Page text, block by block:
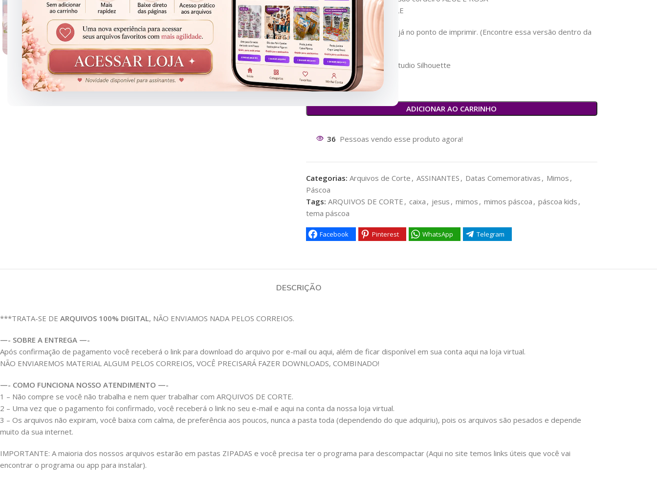
Clique para ampliar
DXF, SVG, PDF e PRINTABLE
Versão para tesourte. PDF já no ponto de imprimir. (Encontre essa versão dentro da
pasta PRINTABLE)
Arquivo DXF para abrir no Studio Silhouette
ADICIONAR AO CARRINHO
36 Pessoas vendo esse produto agora!
Categorias: Arquivos de Corte , ASSINANTES , Datas Comemorativas , Mimos ,
Páscoa
Tags: ARQUIVOS DE CORTE , caixa , jesus , mimos , mimos páscoa , páscoa kids ,
tema páscoa
Facebook Pinterest WhatsApp Telegram
DESCRIÇÃO
***TRATA-SE DE ARQUIVOS 100% DIGITAL, NÃO ENVIAMOS NADA PELOS CORREIOS.
—- SOBRE A ENTREGA —-
Após confirmação de pagamento você receberá o link para download do arquivo por e-mail ou aqui, além de ficar disponível em sua conta aqui na loja virtual.
NÃO ENVIAREMOS MATERIAL ALGUM PELOS CORREIOS, VOCÊ PRECISARÁ FAZER DOWNLOADS, COMBINADO!
—- COMO FUNCIONA NOSSO ATENDIMENTO —-
1 – Não compre se você não trabalha e nem quer trabalhar com ARQUIVOS DE CORTE.
2 – Uma vez que o pagamento foi confirmado, você receberá o link no seu e-mail e aqui na conta da nossa loja virtual.
3 – Os arquivos não expiram, você baixa com calma, de preferência aos poucos, nunca a pasta toda (dependendo do que adquiriu), pois os arquivos são pesados e depende
muito da sua internet.
IMPORTANTE: A maioria dos nossos arquivos estarão em pastas ZIPADAS e você precisa ter o programa para descompactar (Aqui no site temos links úteis que você vai
encontrar o programa ou app para instalar).